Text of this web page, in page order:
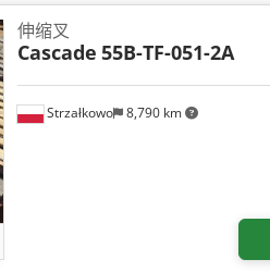
Strzałkowo 8,790 km
伸缩叉
Cascade 55B-TF-051-2A